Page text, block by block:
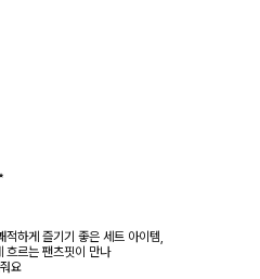
하게 즐기기 좋은 세트 아이템,
흐르는 팬츠핏이 만나
요